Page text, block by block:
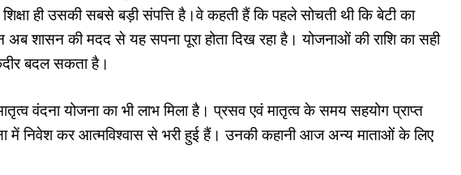
ही उसकी सबसे बड़ी संपत्ति है।वे कहती हैं कि पहले सोचती थी कि बेटी का
अब शासन की मदद से यह सपना पूरा होता दिख रहा है। योजनाओं की राशि का सही
बदल सकता है।
वंदना योजना का भी लाभ मिला है। प्रसव एवं मातृत्व के समय सहयोग प्राप्त
में निवेश कर आत्मविश्वास से भरी हुई हैं। उनकी कहानी आज अन्य माताओं के लिए